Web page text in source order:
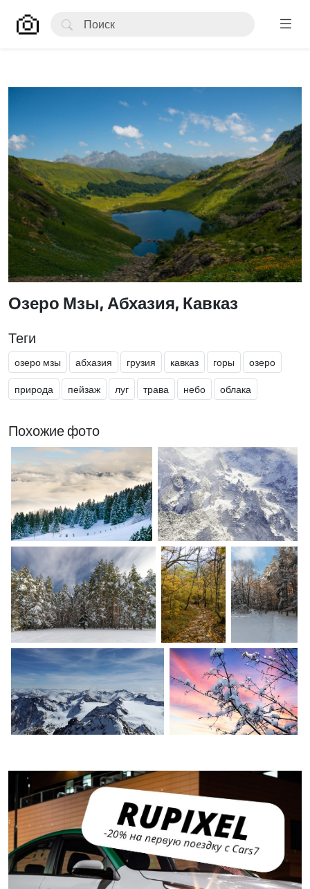
Озеро Мзы, Абхазия, Кавказ
Теги
озеро мзы абхазия грузия кавказ горы озеро
природа пейзаж луг трава небо облака
Похожие фото